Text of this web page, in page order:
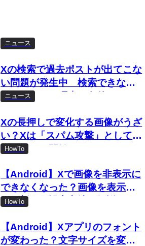
ニュース
Xの検索で過去ポストが出てこな
い問題が発生中 検索できな
い・おかしい理由と条件は？
ニュース
Xの長押しで変化する画像がうざ
い？Xは「スパム攻撃」として取
り締まりを開始
HowTo
【Android】Xで画像を非表示に
できなくなった？画像を表示し
ない新しい設定方法を解説
HowTo
【Android】Xアプリのフォント
が変わった？文字サイズを変更